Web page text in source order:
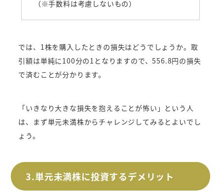
（※手数料は考慮しないもの）
では、1株を購入したときの損失はどうでしょうか。取
引額は単純に100分の1となりますので、556.8円の損失
で済むことが分かります。
「いきなり大きな損失を抱えることが怖い」という人
は、まず単元未満株からチャレンジしてみるとよいでし
ょう。
3.単元未満株に投資するデメリット